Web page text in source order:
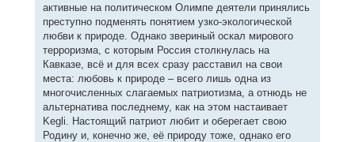
активные на политическом Олимпе деятели принялись
преступно подменять понятием узко-экологической
любви к природе. Однако звериный оскал мирового
терроризма, с которым Россия столкнулась на
Кавказе, всё и для всех сразу расставил на свои
места: любовь к природе – всего лишь одна из
многочисленных слагаемых патриотизма, а отнюдь не
альтернатива последнему, как на этом настаивает
Kegli. Настоящий патриот любит и оберегает свою
Родину и, конечно же, её природу тоже, однако его